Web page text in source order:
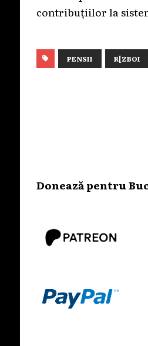
contribuțiilor la
PENSII R[ZBOI
Donează pentru